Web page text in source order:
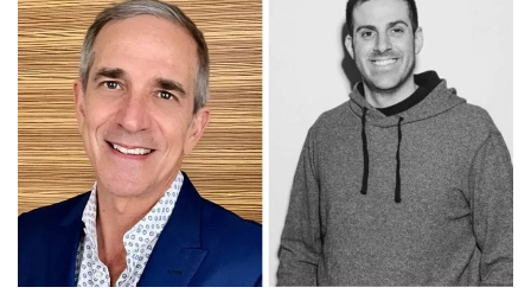
La Rédaction de Droit-inc.com